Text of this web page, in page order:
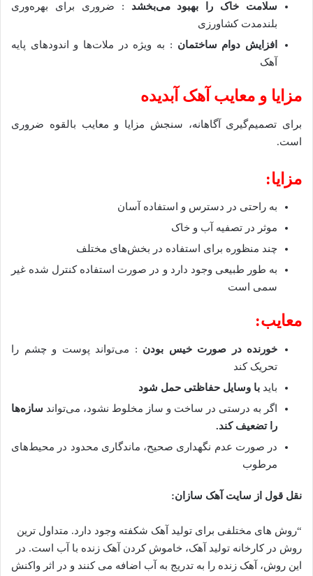
سلامت خاک را بهبود می‌بخشد : ضروری برای بهره‌وری
بلندمدت کشاورزی
افزایش دوام ساختمان : به ویژه در ملات‌ها و اندودهای پایه
آهک
مزایا و معایب آهک آبدیده
برای تصمیم‌گیری آگاهانه، سنجش مزایا و معایب بالقوه ضروری
است.
مزایا:
به راحتی در دسترس و استفاده آسان
موثر در تصفیه آب و خاک
چند منظوره برای استفاده در بخش‌های مختلف
به طور طبیعی وجود دارد و در صورت استفاده کنترل شده غیر
سمی است
معایب:
خورنده در صورت خیس بودن : می‌تواند پوست و چشم را
تحریک کند
باید با وسایل حفاظتی حمل شود
اگر به درستی در ساخت و ساز مخلوط نشود، می‌تواند سازه‌ها
را تضعیف کند.
در صورت عدم نگهداری صحیح، ماندگاری محدود در محیط‌های
مرطوب
نقل قول از سایت آهک سازان:
“روش های مختلفی برای تولید آهک شکفته وجود دارد. متداول ترین
روش در کارخانه تولید آهک، خاموش کردن آهک زنده با آب است. در
این روش، آهک زنده را به تدریج به آب اضافه می کنند و در اثر واکنش